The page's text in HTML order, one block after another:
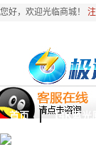
您好，欢迎光临商城！
首页 【4K蓝光